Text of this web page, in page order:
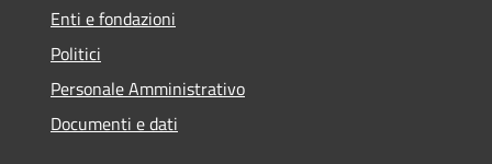
Enti e fondazioni
Politici
Personale Amministrativo
Documenti e dati